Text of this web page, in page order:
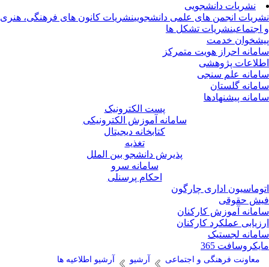
نشریات دانشجویی
انجمن های علمی دانشجویینشریات کانون های فرهنگی، هنری
نشریات تشکل ها
خدمت
احراز هویت متمرکز
پژوهشی
علم سنجی
گلستان
پیشنهادها
پست الکترونیک
سامانه آموزش الکترونیکی
کتابخانه دیجیتال
تغذیه
پذیرش دانشجو بین الملل
سامانه سرو
احکام پرسنلی
اداری چارگون
حقوقی
آموزش کارکنان
عملکرد کارکنان
لجستیک
365
معاونت فرهنگی و اجتماعی آرشیو آرشیو اطلاعیه ها